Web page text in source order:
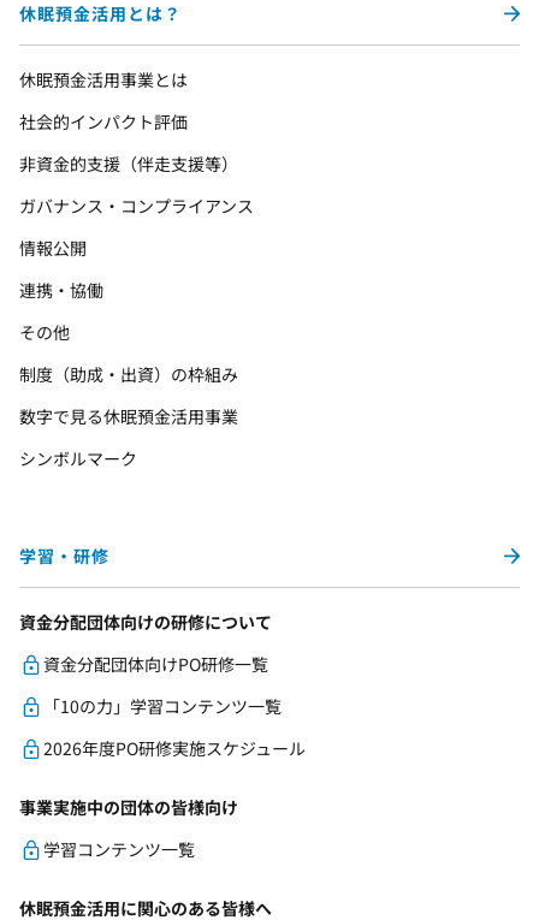
休眠預金活用とは？
休眠預金活用事業とは
社会的インパクト評価
非資金的支援（伴走支援等）
ガバナンス・コンプライアンス
情報公開
連携・協働
その他
制度（助成・出資）の枠組み
数字で見る休眠預金活用事業
シンボルマーク
学習・研修
資金分配団体向けの研修について
資金分配団体向けPO研修一覧
「10の力」学習コンテンツ一覧
2026年度PO研修実施スケジュール
事業実施中の団体の皆様向け
学習コンテンツ一覧
休眠預金活用に関心のある皆様へ